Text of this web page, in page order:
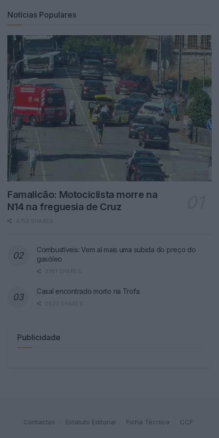
Notícias Populares
Famalicão: Motociclista morre na
N14 na freguesia de Cruz
4752 SHARES
Combustíveis: Vem aí mais uma subida do preço do
gasóleo
3781 SHARES
Casal encontrado morto na Trofa
2822 SHARES
Publicidade
Contactos Estatuto Editorial Ficha Técnica CCF